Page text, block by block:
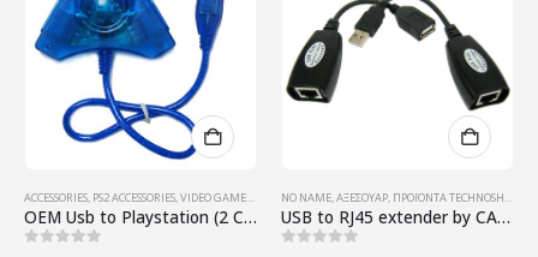
ACCESSORIES, PS2 ACCESSORIES,VIDEO GAMES (CONSOLES & ACCESSORIES) ,ΠΡΟΪΌΝΤΑ TECHNOSHOP
OEM Usb to Playstation (2 Controllers ps2 for play with Pc)
NO NAME,ΑΞΕΣΟΥΆΡ, ΠΡΟΪΌΝΤΑ TECHNOSHOP
USB to RJ45 extender by CAT-5E cable 50m (Bulk)